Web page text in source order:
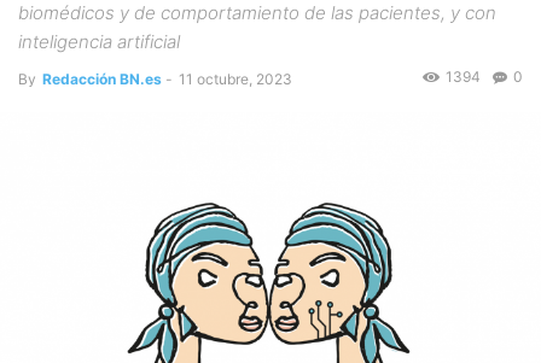
biomédicos y de comportamiento de las pacientes, y con
inteligencia artificial
By Redacción BN.es - 11 octubre, 2023 0
1394